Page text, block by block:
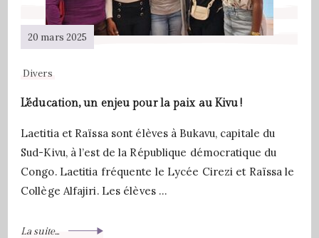
20 mars 2025
Divers
L’éducation, un enjeu pour la paix au Kivu !
Laetitia et Raïssa sont élèves à Bukavu, capitale du
Sud-Kivu, à l’est de la République démocratique du
Congo. Laetitia fréquente le Lycée Cirezi et Raïssa le
Collège Alfajiri. Les élèves …
La suite...